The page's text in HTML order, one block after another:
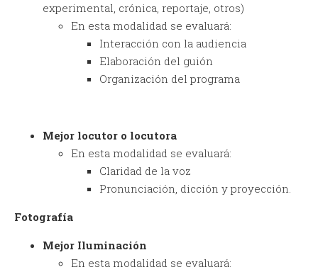
experimental, crónica, reportaje, otros)
En esta modalidad se evaluará:
Interacción con la audiencia
Elaboración del guión
Organización del programa
Mejor locutor o locutora
En esta modalidad se evaluará:
Claridad de la voz
Pronunciación, dicción y proyección.
Fotografía
Mejor Iluminación
En esta modalidad se evaluará: